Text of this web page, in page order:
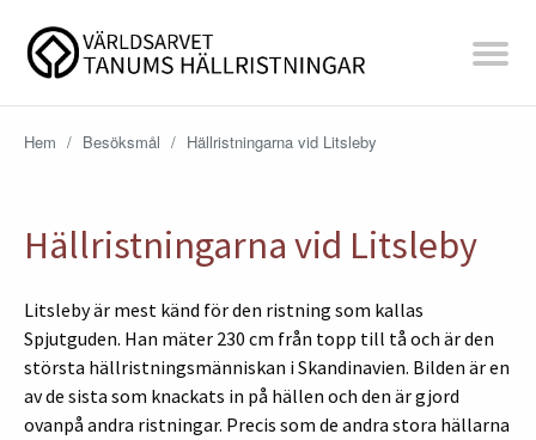
Hem / Besöksmål / Hällristningarna vid Litsleby
Hällristningarna vid Litsleby
Litsleby är mest känd för den ristning som kallas
Spjutguden. Han mäter 230 cm från topp till tå och är den
största hällristningsmänniskan i Skandinavien. Bilden är en
av de sista som knackats in på hällen och den är gjord
ovanpå andra ristningar. Precis som de andra stora hällarna